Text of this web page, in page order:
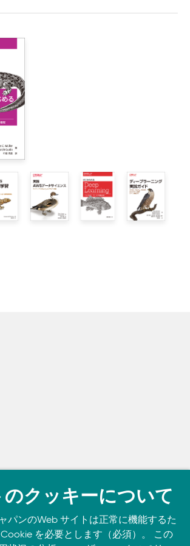
you and learn anywhere, anytime on your
のクッキーについて
パンのWeb サイトは正常に機能するた
を必要とします（必須）。 この